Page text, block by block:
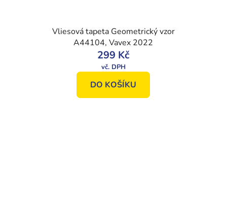
Vliesová tapeta Geometrický vzor
A44104, Vavex 2022
299 Kč
DO KOŠÍKU